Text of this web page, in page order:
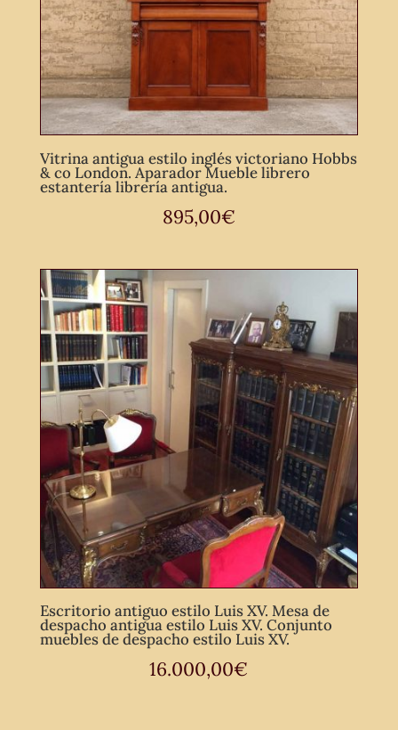
Vitrina antigua estilo inglés victoriano Hobbs
& co London. Aparador Mueble librero
estantería librería antigua.
895,00€
Escritorio antiguo estilo Luis XV. Mesa de
despacho antigua estilo Luis XV. Conjunto
muebles de despacho estilo Luis XV.
16.000,00€